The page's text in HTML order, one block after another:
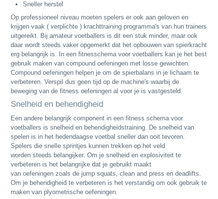
Sneller herstel
Op professioneel niveau moeten spelers er ook aan geloven en
krijgen vaak ( verplichte ) krachttraining programma's van hun trainers
uitgereikt. Bij amateur voetballers is dit een stuk minder, maar ook
daar wordt steeds vaker opgemerkt dat het opbouwen van spierkracht
erg belangrijk is. In een fitnesschema voor voetballers kan je het best
gebruik maken van compound oefeningen met losse gewichten.
Compound oefeningen helpen je om de spierbalans in je lichaam te
verbeteren. Verspil dus geen tijd op de machine's waarbij de
beweging van de fitness oefeningen al voor je is vastgesteld.
Snelheid en behendigheid
Een andere belangrijk component in een fitness schema voor
voetballers is snelheid en behendigheidstraining. De snelheid van
spelen is in het hedendaagse voetbal sneller dan ooit tevoren.
Spelers die snelle sprintjes kunnen trekken op het veld
worden steeds belangijker. Om je snelheid en explosiviteit te
verbeteren is het belangrijke dat je gebruikt maakt
van oefeningen zoals de jump squats, clean and press en deadlifts.
Om je behendigheid te verbeteren is het verstandig om ook gebruik te
maken van plyometrische oefeningen.